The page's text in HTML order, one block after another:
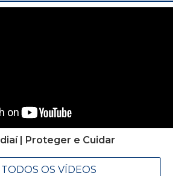
| Proteger e Cuidar
TODOS OS VÍDEOS